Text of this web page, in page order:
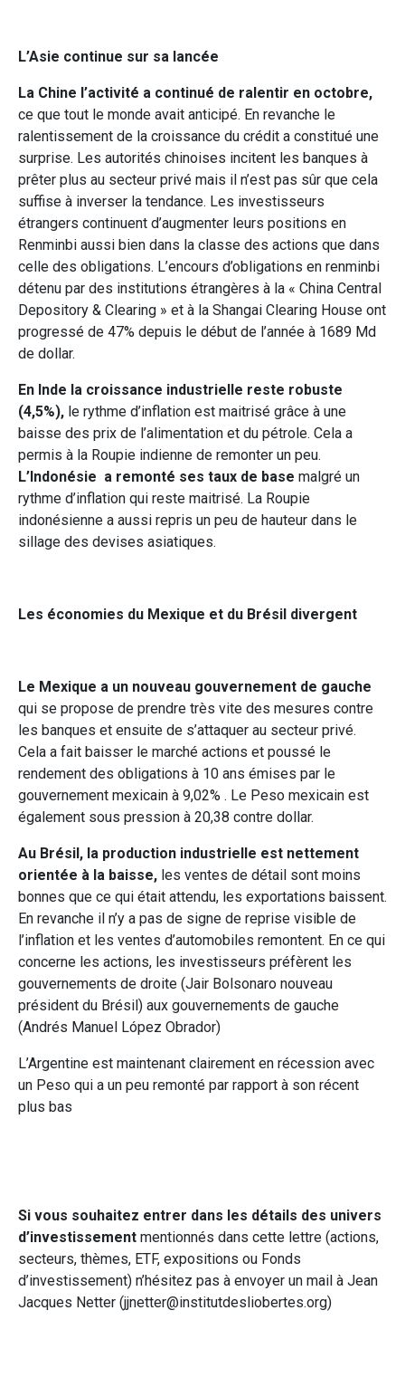
L’Asie continue sur sa lancée
La Chine l’activité a continué de ralentir en octobre,
ce que tout le monde avait anticipé. En revanche le
ralentissement de la croissance du crédit a constitué une
surprise. Les autorités chinoises incitent les banques à
prêter plus au secteur privé mais il n’est pas sûr que cela
suffise à inverser la tendance. Les investisseurs
étrangers continuent d’augmenter leurs positions en
Renminbi aussi bien dans la classe des actions que dans
celle des obligations. L’encours d’obligations en renminbi
détenu par des institutions étrangères à la « China Central
Depository & Clearing » et à la Shangai Clearing House ont
progressé de 47% depuis le début de l’année à 1689 Md
de dollar.
En Inde la croissance industrielle reste robuste
(4,5%), le rythme d’inflation est maitrisé grâce à une
baisse des prix de l’alimentation et du pétrole. Cela a
permis à la Roupie indienne de remonter un peu.
L’Indonésie a remonté ses taux de base malgré un
rythme d’inflation qui reste maitrisé. La Roupie
indonésienne a aussi repris un peu de hauteur dans le
sillage des devises asiatiques.
Les économies du Mexique et du Brésil divergent
Le Mexique a un nouveau gouvernement de gauche
qui se propose de prendre très vite des mesures contre
les banques et ensuite de s’attaquer au secteur privé.
Cela a fait baisser le marché actions et poussé le
rendement des obligations à 10 ans émises par le
gouvernement mexicain à 9,02% . Le Peso mexicain est
également sous pression à 20,38 contre dollar.
Au Brésil, la production industrielle est nettement
orientée à la baisse, les ventes de détail sont moins
bonnes que ce qui était attendu, les exportations baissent.
En revanche il n’y a pas de signe de reprise visible de
l’inflation et les ventes d’automobiles remontent. En ce qui
concerne les actions, les investisseurs préfèrent les
gouvernements de droite (Jair Bolsonaro nouveau
président du Brésil) aux gouvernements de gauche
(Andrés Manuel López Obrador)
L’Argentine est maintenant clairement en récession avec
un Peso qui a un peu remonté par rapport à son récent
plus bas
Si vous souhaitez entrer dans les détails des univers
d’investissement mentionnés dans cette lettre (actions,
secteurs, thèmes, ETF, expositions ou Fonds
d’investissement) n’hésitez pas à envoyer un mail à Jean
Jacques Netter (jjnetter@institutdesliobertes.org)